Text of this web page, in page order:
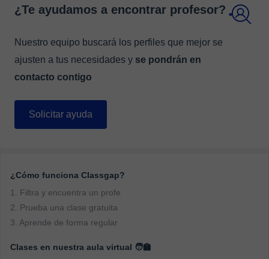
¿Te ayudamos a encontrar profesor?
Nuestro equipo buscará los perfiles que mejor se
ajusten a tus necesidades y se pondrán en
contacto contigo
Solicitar ayuda
¿Cómo funciona Classgap?
1. Filtra y encuentra un profe
2. Prueba una clase gratuita
3. Aprende de forma regular
Clases en nuestra aula virtual 🧑‍🏫